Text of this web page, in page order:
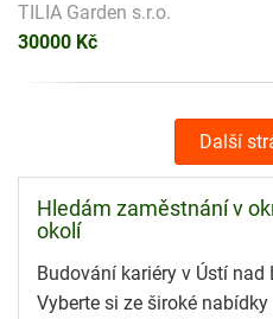
TILIA Garden s.r.o.
30000 Kč
Další
Hledám zaměstnání v
okolí
Budování kariéry v Ústí nad
Vyberte si ze široké